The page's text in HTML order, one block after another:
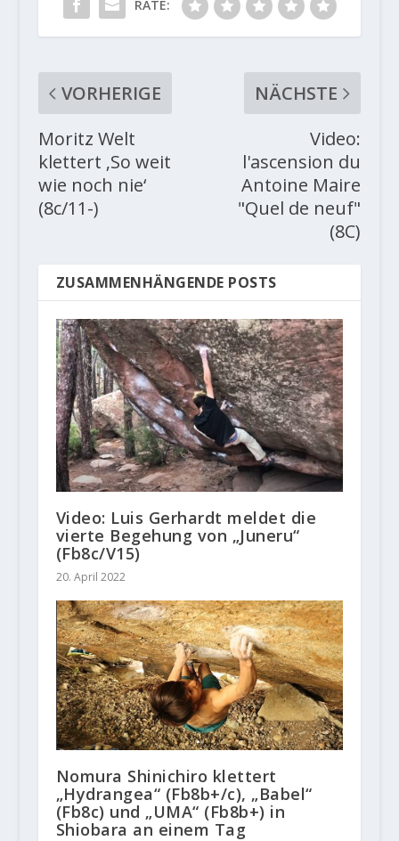
RATE:
VORHERIGE
Moritz Welt
klettert ‚So weit
wie noch nie‘
(8c/11-)
NÄCHSTE
Video:
l'ascension du
Antoine Maire
"Quel de neuf"
(8C)
ZUSAMMENHÄNGENDE POSTS
Video: Luis Gerhardt meldet die
vierte Begehung von „Juneru“
(Fb8c/V15)
20. April 2022
Nomura Shinichiro klettert
„Hydrangea“ (Fb8b+/c), „Babel“
(Fb8c) und „UMA“ (Fb8b+) in
Shiobara an einem Tag